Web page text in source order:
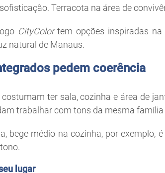
Terracota na área de
CityColortem opções inspiradas na
natural de Manaus.
pedem coerência
ter sala, cozinha e área de
trabalhar com tons da mesma família
bege médio na cozinha, por exemplo,
lugar